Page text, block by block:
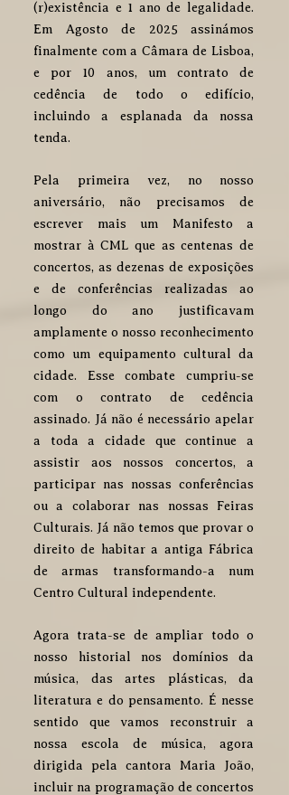
(r)existência e 1 ano de legalidade.
Em Agosto de 2025 assinámos
finalmente com a Câmara de Lisboa,
e por 10 anos, um contrato de
cedência de todo o edifício,
incluindo a esplanada da nossa
tenda.
Pela primeira vez, no nosso
aniversário, não precisamos de
escrever mais um Manifesto a
mostrar à CML que as centenas de
concertos, as dezenas de exposições
e de conferências realizadas ao
longo do ano justificavam
amplamente o nosso reconhecimento
como um equipamento cultural da
cidade. Esse combate cumpriu-se
com o contrato de cedência
assinado. Já não é necessário apelar
a toda a cidade que continue a
assistir aos nossos concertos, a
participar nas nossas conferências
ou a colaborar nas nossas Feiras
Culturais. Já não temos que provar o
direito de habitar a antiga Fábrica
de armas transformando-a num
Centro Cultural independente.
Agora trata-se de ampliar todo o
nosso historial nos domínios da
música, das artes plásticas, da
literatura e do pensamento. É nesse
sentido que vamos reconstruir a
nossa escola de música, agora
dirigida pela cantora Maria João,
incluir na programação de concertos